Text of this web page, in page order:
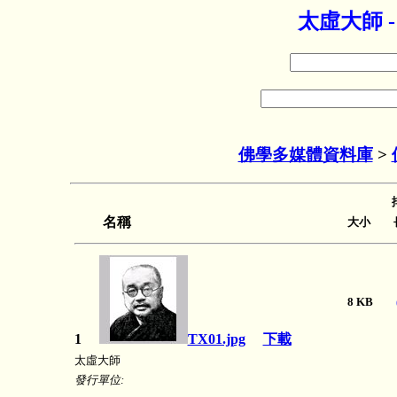
太虛大師
佛學多媒體資料庫>
名稱 大小
1 TX01.jpg 下載
8 KB
太虛大師
發行單位: